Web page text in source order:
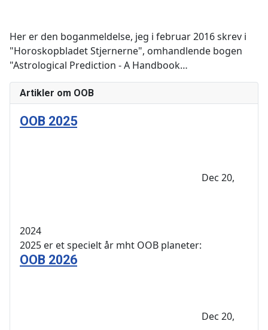
Her er den boganmeldelse, jeg i februar 2016 skrev i
"Horoskopbladet Stjernerne", omhandlende bogen
"Astrological Prediction - A Handbook…
Artikler om OOB
OOB 2025
Dec 20,
2024
2025 er et specielt år mht OOB planeter:
OOB 2026
Dec 20,